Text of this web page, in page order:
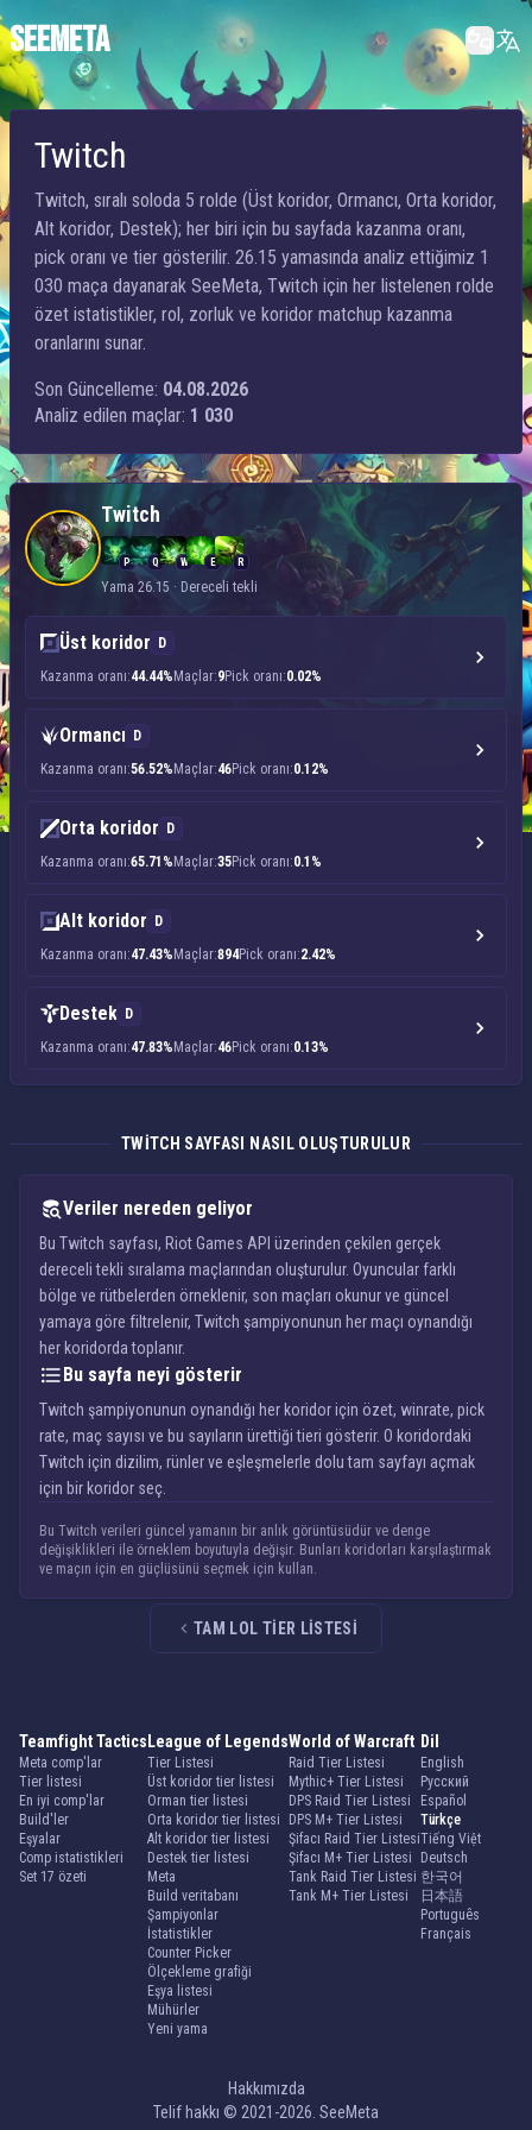
SEEMETA
Twitch
Twitch, sıralı soloda 5 rolde (Üst koridor, Ormancı, Orta koridor,
Alt koridor, Destek); her biri için bu sayfada kazanma oranı,
pick oranı ve tier gösterilir. 26.15 yamasında analiz ettiğimiz 1
030 maça dayanarak SeeMeta, Twitch için her listelenen rolde
özet istatistikler, rol, zorluk ve koridor matchup kazanma
oranlarını sunar.
Son Güncelleme: 04.08.2026
Analiz edilen maçlar: 1 030
Twitch
P Q W E R
Yama 26.15 · Dereceli tekli
Üst koridor
D
Kazanma oranı:44.44% Maçlar:9Pick oranı:0.02%
Ormancı
D
Kazanma oranı:56.52% Maçlar:46Pick oranı:0.12%
Orta koridor
D
Kazanma oranı:65.71% Maçlar:35Pick oranı:0.1%
Alt koridor
D
Kazanma oranı:47.43% Maçlar:894Pick oranı:2.42%
Destek
D
Kazanma oranı:47.83% Maçlar:46Pick oranı:0.13%
TWITCH SAYFASI NASIL OLUŞTURULUR
Veriler nereden geliyor
Bu Twitch sayfası, Riot Games API üzerinden çekilen gerçek
dereceli tekli sıralama maçlarından oluşturulur. Oyuncular farklı
bölge ve rütbelerden örneklenir, son maçları okunur ve güncel
yamaya göre filtrelenir, Twitch şampiyonunun her maçı oynandığı
her koridorda toplanır.
Bu sayfa neyi gösterir
Twitch şampiyonunun oynandığı her koridor için özet, winrate, pick
rate, maç sayısı ve bu sayıların ürettiği tieri gösterir. O koridordaki
Twitch için dizilim, rünler ve eşleşmelerle dolu tam sayfayı açmak
için bir koridor seç.
Bu Twitch verileri güncel yamanın bir anlık görüntüsüdür ve denge
değişiklikleri ile örneklem boyutuyla değişir. Bunları koridorları karşılaştırmak
ve maçın için en güçlüsünü seçmek için kullan.
TAM LOL TIER LISTESI
Teamfight Tactics
Meta comp'lar
Tier listesi
En iyi comp'lar
Build'ler
Eşyalar
Comp istatistikleri
Set 17 özeti
League of Legends
Tier Listesi
Üst koridor tier listesi
Orman tier listesi
Orta koridor tier listesi
Alt koridor tier listesi
Destek tier listesi
Meta
Build veritabanı
Şampiyonlar
İstatistikler
Counter Picker
Ölçekleme grafiği
Eşya listesi
Mühürler
Yeni yama
World of Warcraft
Raid Tier Listesi
Mythic+ Tier Listesi
DPS Raid Tier Listesi
DPS M+ Tier Listesi
Şifacı Raid Tier Listesi
Şifacı M+ Tier Listesi
Tank Raid Tier Listesi
Tank M+ Tier Listesi
Dil
English
Русский
Español
Türkçe
Tiếng Việt
Deutsch
한국어
日本語
Português
Français
Hakkımızda
Telif hakkı © 2021-2026. SeeMeta